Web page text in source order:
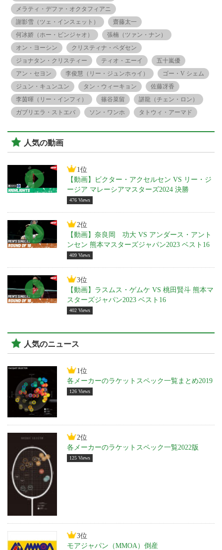
メラティ・デファ・オクタフィアニ
謝影雪（ツェ・インスェット）
齋藤太一
何冰娇（ホー・ビンジャオ）
張楠（ツァン・ナン）
オン・ヨーシン
クリスティナ・ペダセン
ジョナタン・クリスティー
ティオ・エーイ
五十嵐優
アン・セヨン
李俊慧（リー・ジュンホゥイ）
ゴー・V シェム
ジュン・キュンユン
タン・ウィーキョン
佐藤冴香
李茵暉（リー・インフィ）
篠谷菜留
諶龍（チェン・ロン）
ガブリエラ・ストエバ
ソン・ワンホ タトウィ・アーマド
人気の動画
1位
【動画】ビクター・アクセルセン VS リー・ジ
ージア マレーシアマスターズ2024 決勝
476 Views
2位
【動画】奈良岡 功大 VS アンダース・アント
ンセン 熊本マスターズジャパン2023 ベスト16
409 Views
3位
【動画】ラスムス・ゲムケ VS 桃田賢斗 熊本マ
スターズジャパン2023 ベスト16
402 Views
人気のニュース
1位
各メーカーのラケットスペック一覧まとめ2019
126 Views
2位
各メーカーのラケットスペック一覧2022版
125 Views
3位
モアジャパン（MMOA）倒産